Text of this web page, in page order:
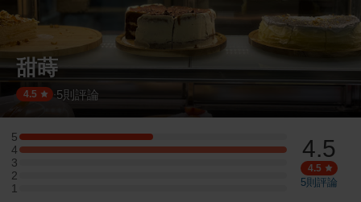
甜蒔
4.5 ·5則評論
5
5 星：1 則評論
4
4 星：2 則評論
3
3 星：0 則評論
2
2 星：0 則評論
1
1 星：0 則評論
4.5
4.5
5則評論